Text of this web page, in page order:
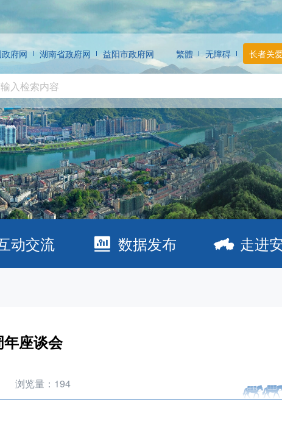
府网 湖南省政府网 益阳市政府网 繁體 无障碍 长者关
动交流 数据发布 走进
座谈会
浏览量： 194